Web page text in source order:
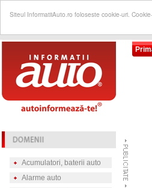
Siteul InformatiiAuto.ro foloseste cookie-uri.
Acumulatori, baterii auto
Alarme auto